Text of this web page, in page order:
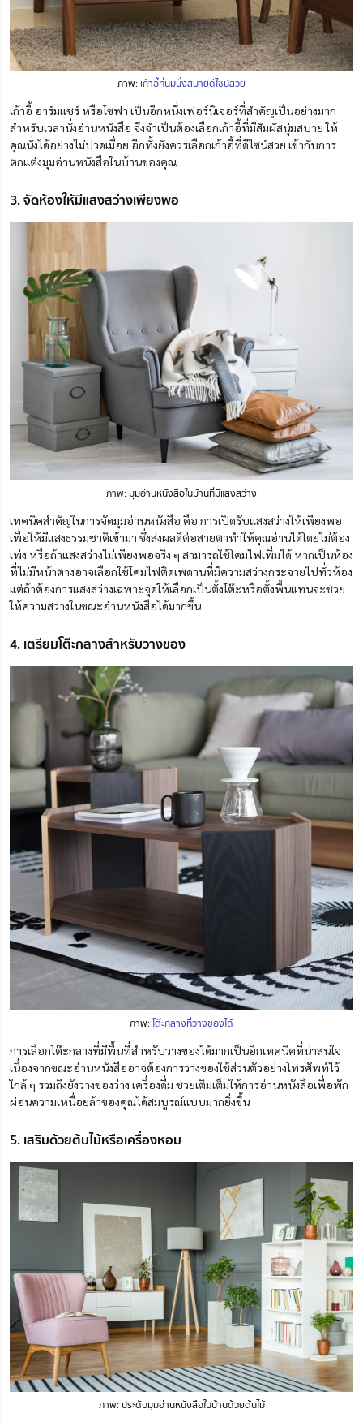
ภาพ: เก้าอี้ที่นุ่มนั่งสบายดีไซน์สวย
เก้าอี้ อาร์มแชร์ หรือโซฟา เป็นอีกหนึ่งเฟอร์นิเจอร์ที่สำคัญเป็นอย่างมาก
สำหรับเวลานั่งอ่านหนังสือ จึงจำเป็นต้องเลือกเก้าอี้ที่มีสัมผัสนุ่มสบาย ให้
คุณนั่งได้อย่างไม่ปวดเมื่อย อีกทั้งยังควรเลือกเก้าอี้ที่ดีไซน์สวย เข้ากับการ
ตกแต่งมุมอ่านหนังสือในบ้านของคุณ
3. จัดห้องให้มีแสงสว่างเพียงพอ
ภาพ: มุมอ่านหนังสือในบ้านที่มีแสงสว่าง
เทคนิคสำคัญในการจัดมุมอ่านหนังสือ คือ การเปิดรับแสงสว่างให้เพียงพอ
เพื่อให้มีแสงธรรมชาติเข้ามา ซึ่งส่งผลดีต่อสายตาทำให้คุณอ่านได้โดยไม่ต้อง
เพ่ง หรือถ้าแสงสว่างไม่เพียงพอจริง ๆ สามารถใช้โคมไฟเพิ่มได้หากเป็นห้อง
ที่ไม่มีหน้าต่างอาจเลือกใช้โคมไฟติดเพดานที่มีความสว่างกระจายไปทั่วห้อง
แต่ถ้าต้องการแสงสว่างเฉพาะจุดให้เลือกเป็นตั้งโต๊ะหรือตั้งพื้นแทนจะช่วย
ให้ความสว่างในขณะอ่านหนังสือได้มากขึ้น
4. เตรียมโต๊ะกลางสำหรับวางของ
ภาพ:โต๊ะกลางที่วางของได้
การเลือกโต๊ะกลางที่มีพื้นที่สำหรับวางของได้มากเป็นอีกเทคนิคที่น่าสนใจ
เนื่องจากขณะอ่านหนังสืออาจต้องการวางของใช้ส่วนตัวอย่างโทรศัพท์ไว้
ใกล้ ๆ รวมถึงยังวางของว่าง เครื่องดื่ม ช่วยเติมเต็มให้การอ่านหนังสือเพื่อพัก
ผ่อนความเหนื่อยล้าของคุณได้สมบูรณ์แบบมากยิ่งขึ้น
5. เสริมด้วยต้นไม้หรือเครื่องหอม
ภาพ: ประดับมุมอ่านหนังสือในบ้านด้วยต้นไม้